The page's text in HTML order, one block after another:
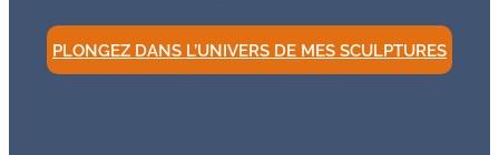
PLONGEZ DANS L’UNIVERS DE MES SCULPTURES